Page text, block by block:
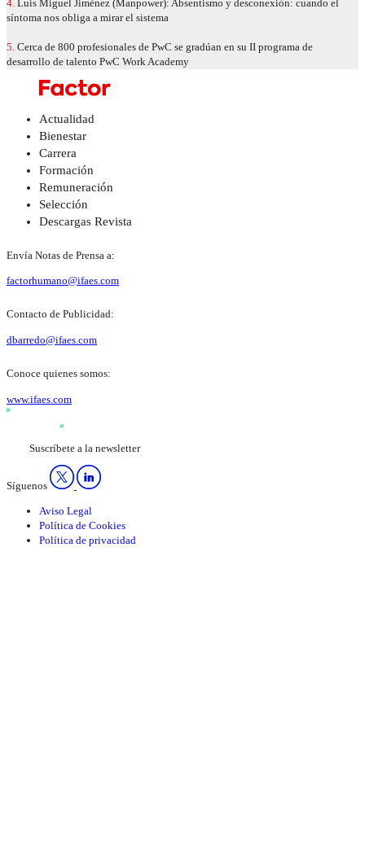
4. Luis Miguel Jiménez (Manpower): Absentismo y desconexión: cuando el
síntoma nos obliga a mirar el sistema
5. Cerca de 800 profesionales de PwC se gradúan en su II programa de
desarrollo de talento PwC Work Academy
Actualidad
Bienestar
Carrera
Formación
Remuneración
Selección
Descargas Revista
Envía Notas de Prensa a:
factorhumano@ifaes.com
Contacto de Publicidad:
dbarredo@ifaes.com
Conoce quienes somos:
www.ifaes.com
Suscríbete a la newsletter
Síguenos
Aviso Legal
Política de Cookies
Política de privacidad